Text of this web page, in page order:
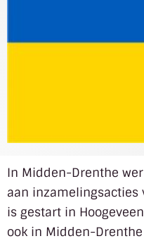
In Midden-Drenthe
aan inzamelingsacties
is gestart in
ook in Midden-